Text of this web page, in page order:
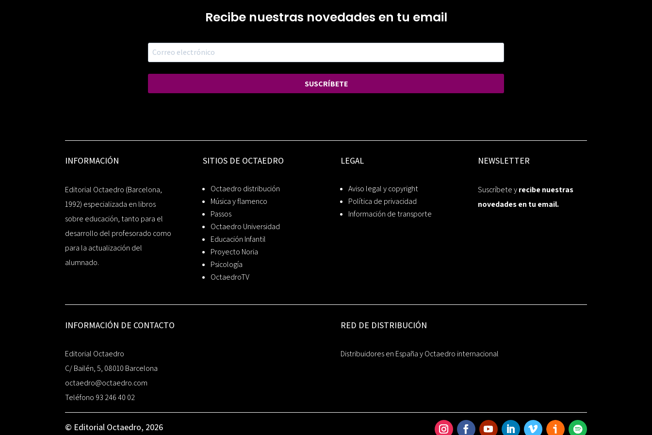
Recibe nuestras novedades en tu email
SUSCRÍBETE
INFORMACIÓN
Editorial Octaedro (Barcelona,
1992) especializada en libros
sobre educación, tanto para el
desarrollo del profesorado como
para la actualización del
alumnado.
SITIOS DE OCTAEDRO
Octaedro distribución
Música y flamenco
Passos
Octaedro Universidad
Educación Infantil
Proyecto Noria
Psicología
OctaedroTV
LEGAL
Aviso legal y copyright
Política de privacidad
Información de transporte
NEWSLETTER
Suscríbete yrecibe nuestras
novedades en tu email.
INFORMACIÓN DE CONTACTO
Editorial Octaedro
C/ Bailén, 5, 08010 Barcelona
octaedro@octaedro.com
Teléfono 93 246 40 02
RED DE DISTRIBUCIÓN
Distribuidores en España y Octaedro internacional
© Editorial Octaedro, 2026